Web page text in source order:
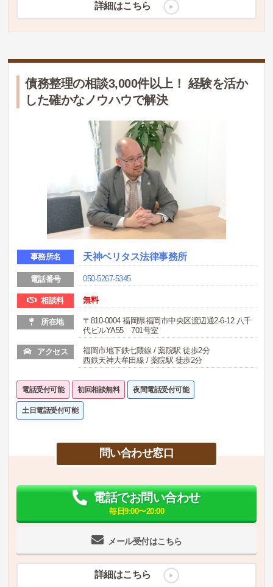
詳細はこちら
債務整理の相談3,000件以上！ 経験を活か
した確かなノウハウで解決
事務所名 天神ベリタス法律事務所
電話番号 050-5267-5345
相談料 無料
所在地
〒810-0004 福岡県福岡市中央区渡辺通2-6-12 八千
代ビルYA55 701号室
アクセス
福岡市地下鉄七隈線 / 薬院駅 徒歩2分
西鉄天神大牟田線 / 薬院駅 徒歩2分
電話受付可能 初回相談無料 夜間電話受付可能
土日電話受付可能
問い合わせ窓口
メール受付はこちら
電話でお問い合わせ
毎日9:00〜20:00
詳細はこちら